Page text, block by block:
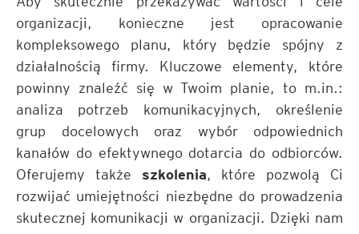
organizacji, konieczne jest opracowanie
kompleksowego planu, który będzie spójny z
działalnością firmy. Kluczowe elementy, które
powinny znaleźć się w Twoim planie, to m.in.:
analiza potrzeb komunikacyjnych, określenie
grup docelowych oraz wybór odpowiednich
kanałów do efektywnego dotarcia do odbiorców.
Oferujemy także szkolenia, które pozwolą Ci
rozwijać umiejętności niezbędne do prowadzenia
skutecznej komunikacji w organizacji. Dzięki nam